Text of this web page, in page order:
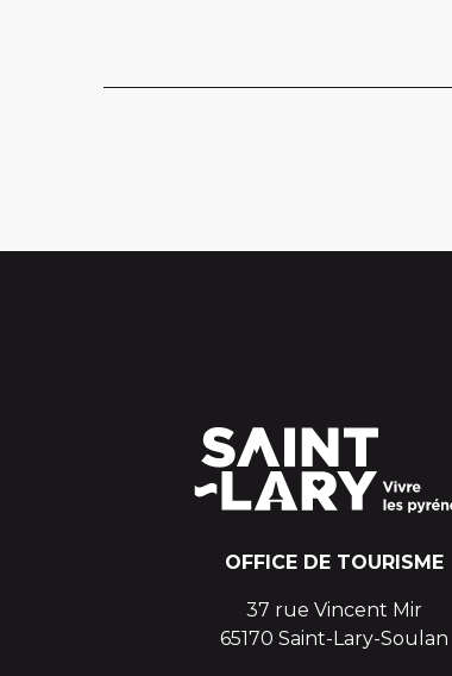
OFFICE DE TOURISME
37 rue Vincent Mir
65170 Saint-Lary-Soulan